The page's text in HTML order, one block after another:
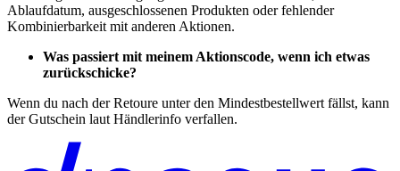
Ablaufdatum, ausgeschlossenen Produkten oder fehlender
Kombinierbarkeit mit anderen Aktionen.
Was passiert mit meinem Aktionscode, wenn ich etwas
zurückschicke?
Wenn du nach der Retoure unter den Mindestbestellwert fällst, kann
der Gutschein laut Händlerinfo verfallen.